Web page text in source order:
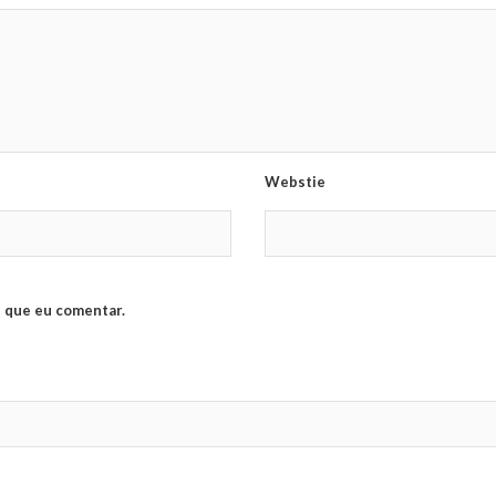
Webstie
que eu comentar.